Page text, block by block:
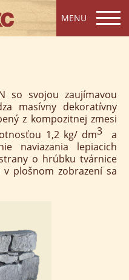
MENU
so svojou zaujímavou
masívny dekoratívny
z kompozitnej zmesi
1,2 kg/ dm3 a
naviazania lepiacich
o hrúbku tvárnice
plošnom zobrazení sa